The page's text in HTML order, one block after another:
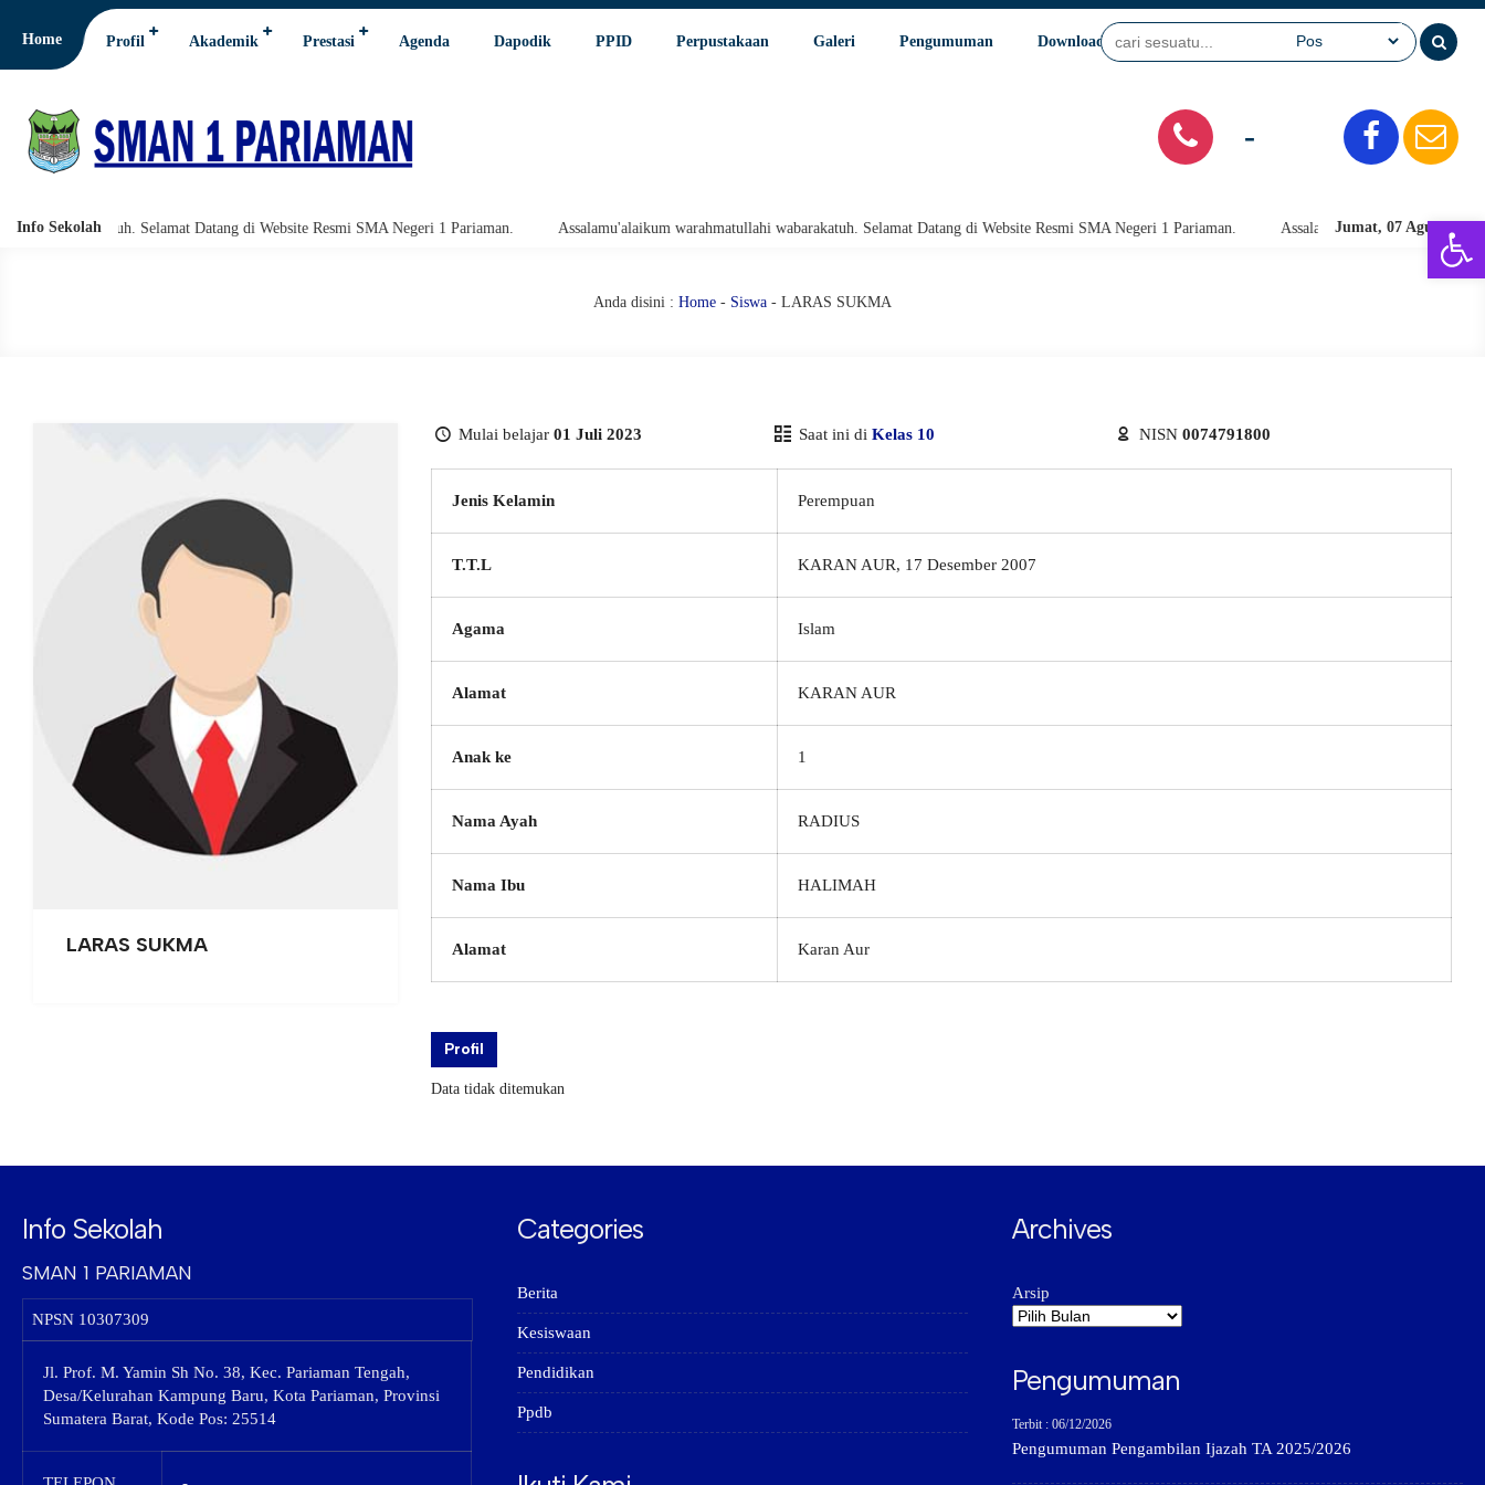
Home Profil Akademik Prestasi Agenda Dapodik PPID Perpustakaan Galeri Pengumuman Download Video
-
Info Sekolah Jumat, 07 Agu 2026
wabarakatuh. Selamat Datang di Website Resmi SMA Negeri 1 Pariaman. Assalamu'alaikum warahmatullahi wabarakatuh. Selamat Datang di Website Resmi SMA Negeri 1 Pariaman. Assalamu'alaikum warahmatullahi
Anda disini : Home - Siswa - LARAS SUKMA
LARAS SUKMA
Mulai belajar 01 Juli 2023 Saat ini di Kelas 10 NISN 0074791800
Jenis Kelamin Perempuan
T.T.L KARAN AUR, 17 Desember 2007
Agama Islam
Alamat KARAN AUR
Anak ke 1
Nama Ayah RADIUS
Nama Ibu HALIMAH
Alamat Karan Aur
Profil
Data tidak ditemukan
Info Sekolah
SMAN 1 PARIAMAN
NPSN 10307309
Jl. Prof. M. Yamin Sh No. 38, Kec. Pariaman Tengah,
Desa/Kelurahan Kampung Baru, Kota Pariaman, Provinsi
Sumatera Barat, Kode Pos: 25514
Categories
Berita
Kesiswaan
Pendidikan
Ppdb
Archives
Arsip
Pengumuman
Terbit : 06/12/2026
Pengumuman Pengambilan Ijazah TA 2025/2026